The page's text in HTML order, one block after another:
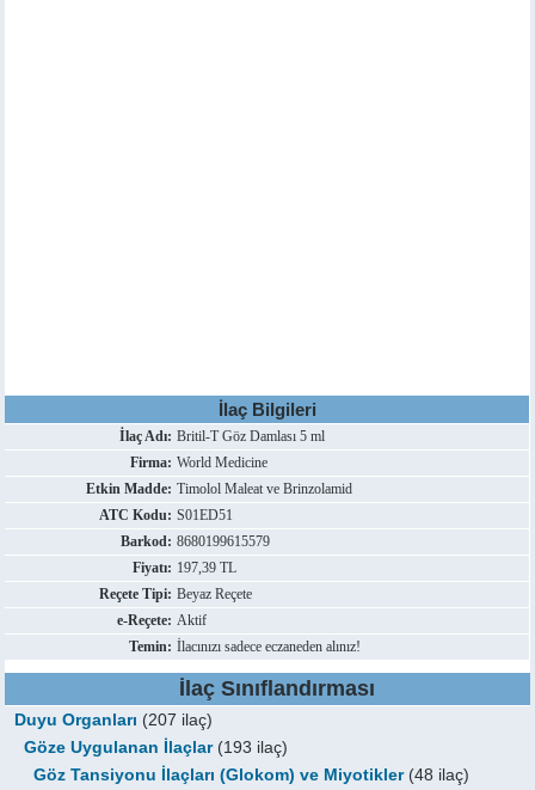
İlaç Bilgileri
İlaç Adı: Britil-T Göz Damlası 5 ml
Firma: World Medicine
Etkin Madde: Timolol Maleat ve Brinzolamid
ATC Kodu: S01ED51
Barkod: 8680199615579
Fiyatı: 197,39 TL
Reçete Tipi: Beyaz Reçete
e-Reçete: Aktif
Temin: İlacınızı sadece eczaneden alınız!
İlaç Sınıflandırması
Duyu Organları (207 ilaç)
Göze Uygulanan İlaçlar(193 ilaç)
Göz Tansiyonu İlaçları (Glokom) ve Miyotikler(48 ilaç)